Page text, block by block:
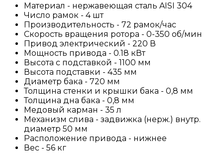
Материал - нержавеющая сталь AISI 304
Число рамок - 4 шт
Производительность - 72 рамок/час
Скорость вращения ротора - 0-350 об/мин
Привод электрический - 220 В
Мощность привода - 0.18 кВт
Высота с подставкой - 1100 мм
Высота подставки - 435 мм
Диаметр бака - 720 мм
Толщина стенки и крышки бака - 0,8 мм
Толщина дна бака - 0,8 мм
Медовый карман - 35 л
Механизм слива - задвижка (нерж.) внутр.
диаметр 50 мм
Расположение привода - нижнее
Вес - 56 кг